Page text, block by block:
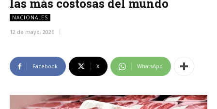
las más costosas del mundo
NACIONALES
12 de mayo, 2026
Facebook X WhatsApp